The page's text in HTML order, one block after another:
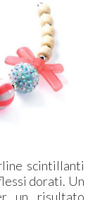
scintillanti
dorati. Un
un risultato